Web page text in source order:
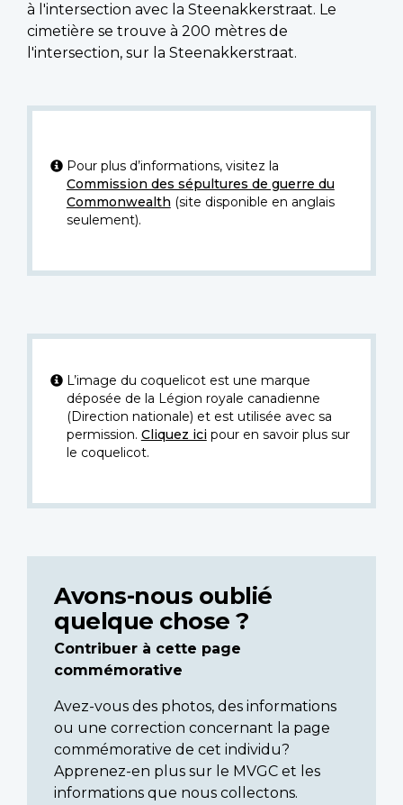
à l'intersection avec la Steenakkerstraat. Le
cimetière se trouve à 200 mètres de
l'intersection, sur la Steenakkerstraat.
Pour plus d’informations, visitez la
Commission des sépultures de guerre du
Commonwealth (site disponible en anglais
seulement).
L’image du coquelicot est une marque
déposée de la Légion royale canadienne
(Direction nationale) et est utilisée avec sa
permission. Cliquez icipour en savoir plus sur
le coquelicot.
Avons-nous oublié
quelque chose ?
Contribuer à cette page
commémorative
Avez-vous des photos, des informations
ou une correction concernant la page
commémorative de cet individu?
Apprenez-en plus sur le MVGC et les
informations que nous collectons.